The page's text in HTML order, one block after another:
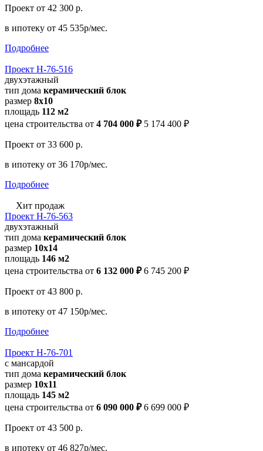
Проект от 42 300 р.
в ипотеку от 45 535р/мес.
Подробнее
Проект Н-76-516
двухэтажный
тип дома керамический блок
размер 8х10
площадь 112 м2
цена строительства от 4 704 000 ₽ 5 174 400 ₽
Проект от 33 600 р.
в ипотеку от 36 170р/мес.
Подробнее
Хит продаж
Проект Н-76-563
двухэтажный
тип дома керамический блок
размер 10х14
площадь 146 м2
цена строительства от 6 132 000 ₽ 6 745 200 ₽
Проект от 43 800 р.
в ипотеку от 47 150р/мес.
Подробнее
Проект Н-76-701
с мансардой
тип дома керамический блок
размер 10x11
площадь 145 м2
цена строительства от 6 090 000 ₽ 6 699 000 ₽
Проект от 43 500 р.
в ипотеку от 46 827р/мес.